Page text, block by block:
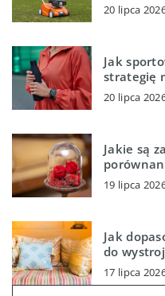
20 lipca
Jak
strategię
20 lipca
Jakie są
19 lipca
Jak
do
17 lipca